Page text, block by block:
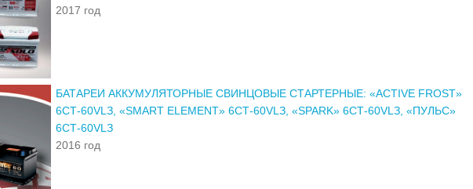
2017 год
БАТАРЕИ АККУМУЛЯТОРНЫЕ СВИНЦОВЫЕ СТАРТЕРНЫЕ: «ACTIVE FROST»
6СТ-60VLЗ, «SMART ELEMENT» 6СТ-60VLЗ, «SPARK» 6СТ-60VLЗ, «ПУЛЬС»
6СТ-60VLЗ
2016 год